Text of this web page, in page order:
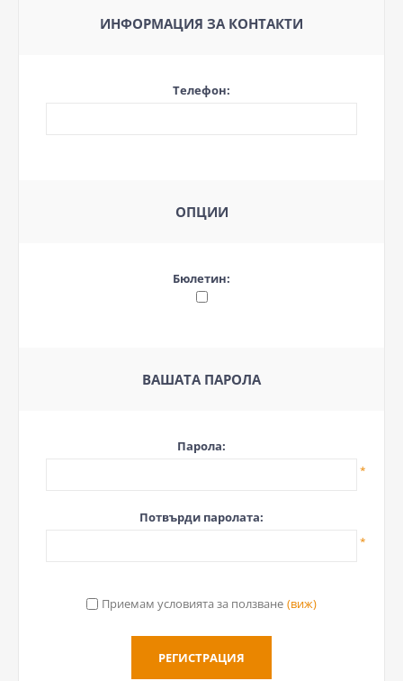
ИНФОРМАЦИЯ ЗА КОНТАКТИ
Телефон:
ОПЦИИ
Бюлетин:
ВАШАТА ПАРОЛА
Парола:
*
Потвърди паролата:
*
Приемам условията за ползване (виж)